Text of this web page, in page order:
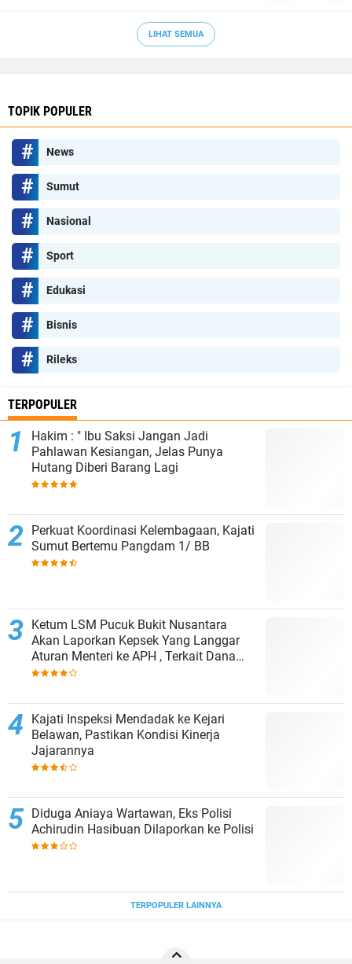
LIHAT SEMUA
TOPIK POPULER
News
Sumut
Nasional
Sport
Edukasi
Bisnis
Rileks
TERPOPULER
Hakim : " Ibu Saksi Jangan Jadi
Pahlawan Kesiangan, Jelas Punya
Hutang Diberi Barang Lagi
Perkuat Koordinasi Kelembagaan, Kajati
Sumut Bertemu Pangdam 1/ BB
Ketum LSM Pucuk Bukit Nusantara
Akan Laporkan Kepsek Yang Langgar
Aturan Menteri ke APH , Terkait Dana
Revitalisasi Sekolah
Kajati Inspeksi Mendadak ke Kejari
Belawan, Pastikan Kondisi Kinerja
Jajarannya
Diduga Aniaya Wartawan, Eks Polisi
Achirudin Hasibuan Dilaporkan ke Polisi
TERPOPULER LAINNYA